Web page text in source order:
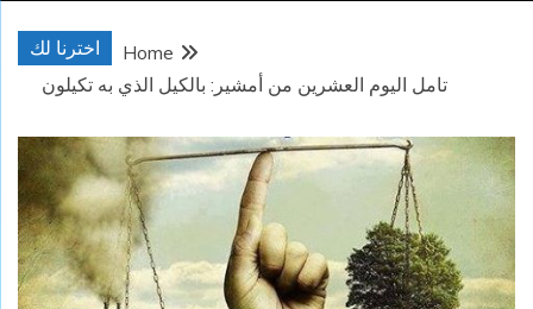
اخترنا لك
Home
تامل اليوم العشرين من أمشير: بالكيل الذي به تكيلون